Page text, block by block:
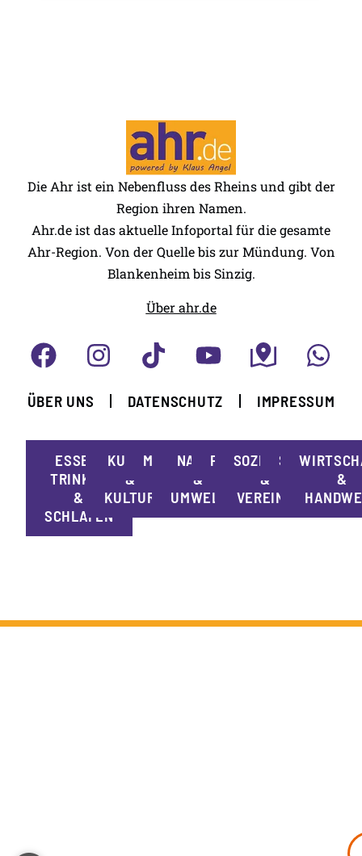
Die Ahr ist ein Nebenfluss des Rheins und gibt der
Region ihren Namen.
Ahr.de ist das aktuelle Infoportal für die gesamte
Ahr-Region. Von der Quelle bis zur Mündung. Von
Blankenheim bis Sinzig.
Über ahr.de
ÜBER UNS DATENSCHUTZ IMPRESSUM
ESSEN,
TRINKEN
&
SCHLAFEN
KUNST
&
KULTUR
MOBILITÄT
NATUR
&
UMWELT
POLITIK
SOZIALES
&
VEREINE
SPORT
&